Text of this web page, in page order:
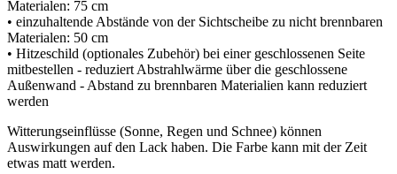
Materialen: 75 cm
• einzuhaltende Abstände von der Sichtscheibe zu nicht brennbaren
Materialen: 50 cm
• Hitzeschild (optionales Zubehör) bei einer geschlossenen Seite
mitbestellen - reduziert Abstrahlwärme über die geschlossene
Außenwand - Abstand zu brennbaren Materialien kann reduziert
werden
Witterungseinflüsse (Sonne, Regen und Schnee) können
Auswirkungen auf den Lack haben. Die Farbe kann mit der Zeit
etwas matt werden.